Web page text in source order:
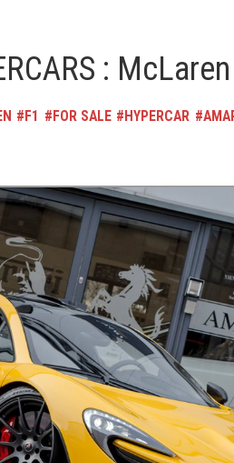
: McLaren
F1 FOR SALE HYPERCAR